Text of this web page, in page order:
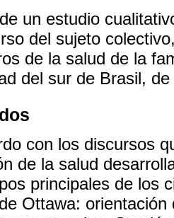
un estudio
del sujeto
de la salud de la
del sur de Brasil,
con los discursos
de la salud
principales de los
Ottawa: